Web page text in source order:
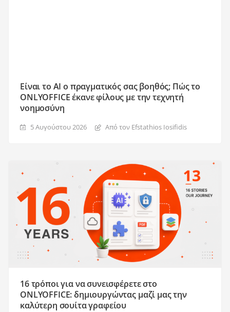
Είναι το AI ο πραγματικός σας βοηθός; Πώς το
ONLYOFFICE έκανε φίλους με την τεχνητή
νοημοσύνη
5 Αυγούστου 2026 Από τον Efstathios Iosifidis
16 τρόποι για να συνεισφέρετε στο
ONLYOFFICE: δημιουργώντας μαζί μας την
καλύτερη σουίτα γραφείου